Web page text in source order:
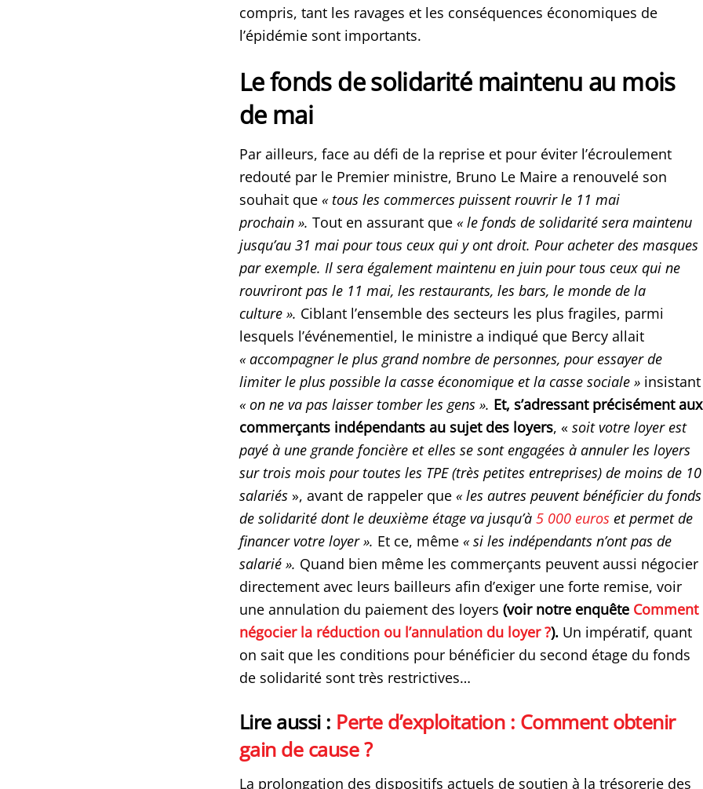
compris, tant les ravages et les conséquences économiques de
l’épidémie sont importants.
Le fonds de solidarité maintenu au mois
de mai
Par ailleurs, face au défi de la reprise et pour éviter l’écroulement
redouté par le Premier ministre, Bruno Le Maire a renouvelé son
souhait que« tous les commerces puissent rouvrir le 11 mai
prochain ». Tout en assurant que« le fonds de solidarité sera maintenu
jusqu’au 31 mai pour tous ceux qui y ont droit. Pour acheter des masques
par exemple. Il sera également maintenu en juin pour tous ceux qui ne
rouvriront pas le 11 mai, les restaurants, les bars, le monde de la
culture ». Ciblant l’ensemble des secteurs les plus fragiles, parmi
lesquels l’événementiel, le ministre a indiqué que Bercy allait
« accompagner le plus grand nombre de personnes, pour essayer de
limiter le plus possible la casse économique et la casse sociale » insistant
« on ne va pas laisser tomber les gens ». Et, s’adressant précisément aux
commerçants indépendants au sujet des loyers, « soit votre loyer est
payé à une grande foncière et elles se sont engagées à annuler les loyers
sur trois mois pour toutes les TPE (très petites entreprises) de moins de 10
salariés», avant de rappeler que « les autres peuvent bénéficier du fonds
de solidarité dont le deuxième étage va jusqu’à 5 000 euroset permet de
financer votre loyer ». Et ce, même« si les indépendants n’ont pas de
salarié ». Quand bien même les commerçants peuvent aussi négocier
directement avec leurs bailleurs afin d’exiger une forte remise, voir
une annulation du paiement des loyers (voir notre enquête Comment
négocier la réduction ou l’annulation du loyer ?).Un impératif, quant
on sait que les conditions pour bénéficier du second étage du fonds
de solidarité sont très restrictives…
Lire aussi : Perte d’exploitation : Comment obtenir
gain de cause ?
La prolongation des dispositifs actuels de soutien à la trésorerie des